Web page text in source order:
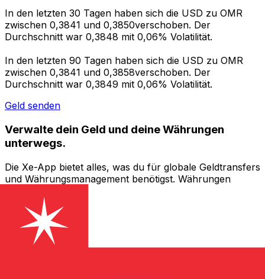
In den letzten 30 Tagen haben sich die USD zu OMR
zwischen 0,3841 und 0,3850verschoben. Der
Durchschnitt war 0,3848 mit 0,06% Volatilität.
In den letzten 90 Tagen haben sich die USD zu OMR
zwischen 0,3841 und 0,3858verschoben. Der
Durchschnitt war 0,3849 mit 0,06% Volatilität.
Geld senden
Verwalte dein Geld und deine Währungen
unterwegs.
Die Xe-App bietet alles, was du für globale Geldtransfers
und Währungsmanagement benötigst. Währungen
Geld ins Ausland überweisen, ohne versteckte
Gebühren. Heute herunterladen!